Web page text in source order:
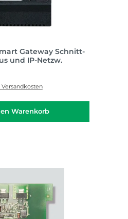
Gateway Schnitt-
und IP-Netzw.
Warenkorb